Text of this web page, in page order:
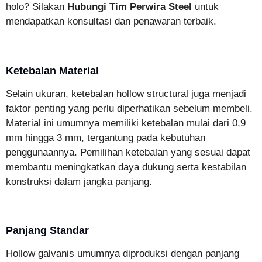
holo? Silakan Hubungi Tim Perwira Steel untuk
mendapatkan konsultasi dan penawaran terbaik.
Ketebalan Material
Selain ukuran, ketebalan hollow structural juga menjadi
faktor penting yang perlu diperhatikan sebelum membeli.
Material ini umumnya memiliki ketebalan mulai dari 0,9
mm hingga 3 mm, tergantung pada kebutuhan
penggunaannya. Pemilihan ketebalan yang sesuai dapat
membantu meningkatkan daya dukung serta kestabilan
konstruksi dalam jangka panjang.
Panjang Standar
Hollow galvanis umumnya diproduksi dengan panjang